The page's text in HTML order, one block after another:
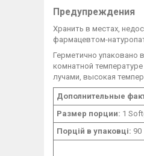
Предупреждения
Хранить в местах,
фармацевтом-
Герметично упаковано
комнатной
лучами, высокая
Дополнительные
Размер порции: 1
Порцій в упаковці: 90